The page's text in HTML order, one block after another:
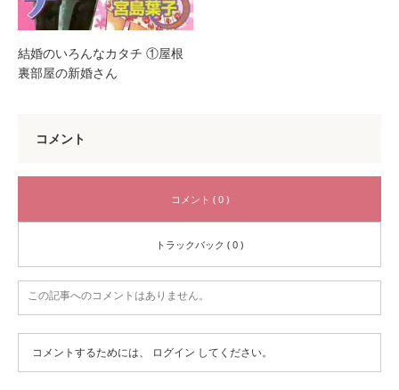
結婚のいろんなカタチ ①屋根
裏部屋の新婚さん
コメント
コメント ( 0 )
トラックバック ( 0 )
この記事へのコメントはありません。
コメントするためには、 ログイン してください。